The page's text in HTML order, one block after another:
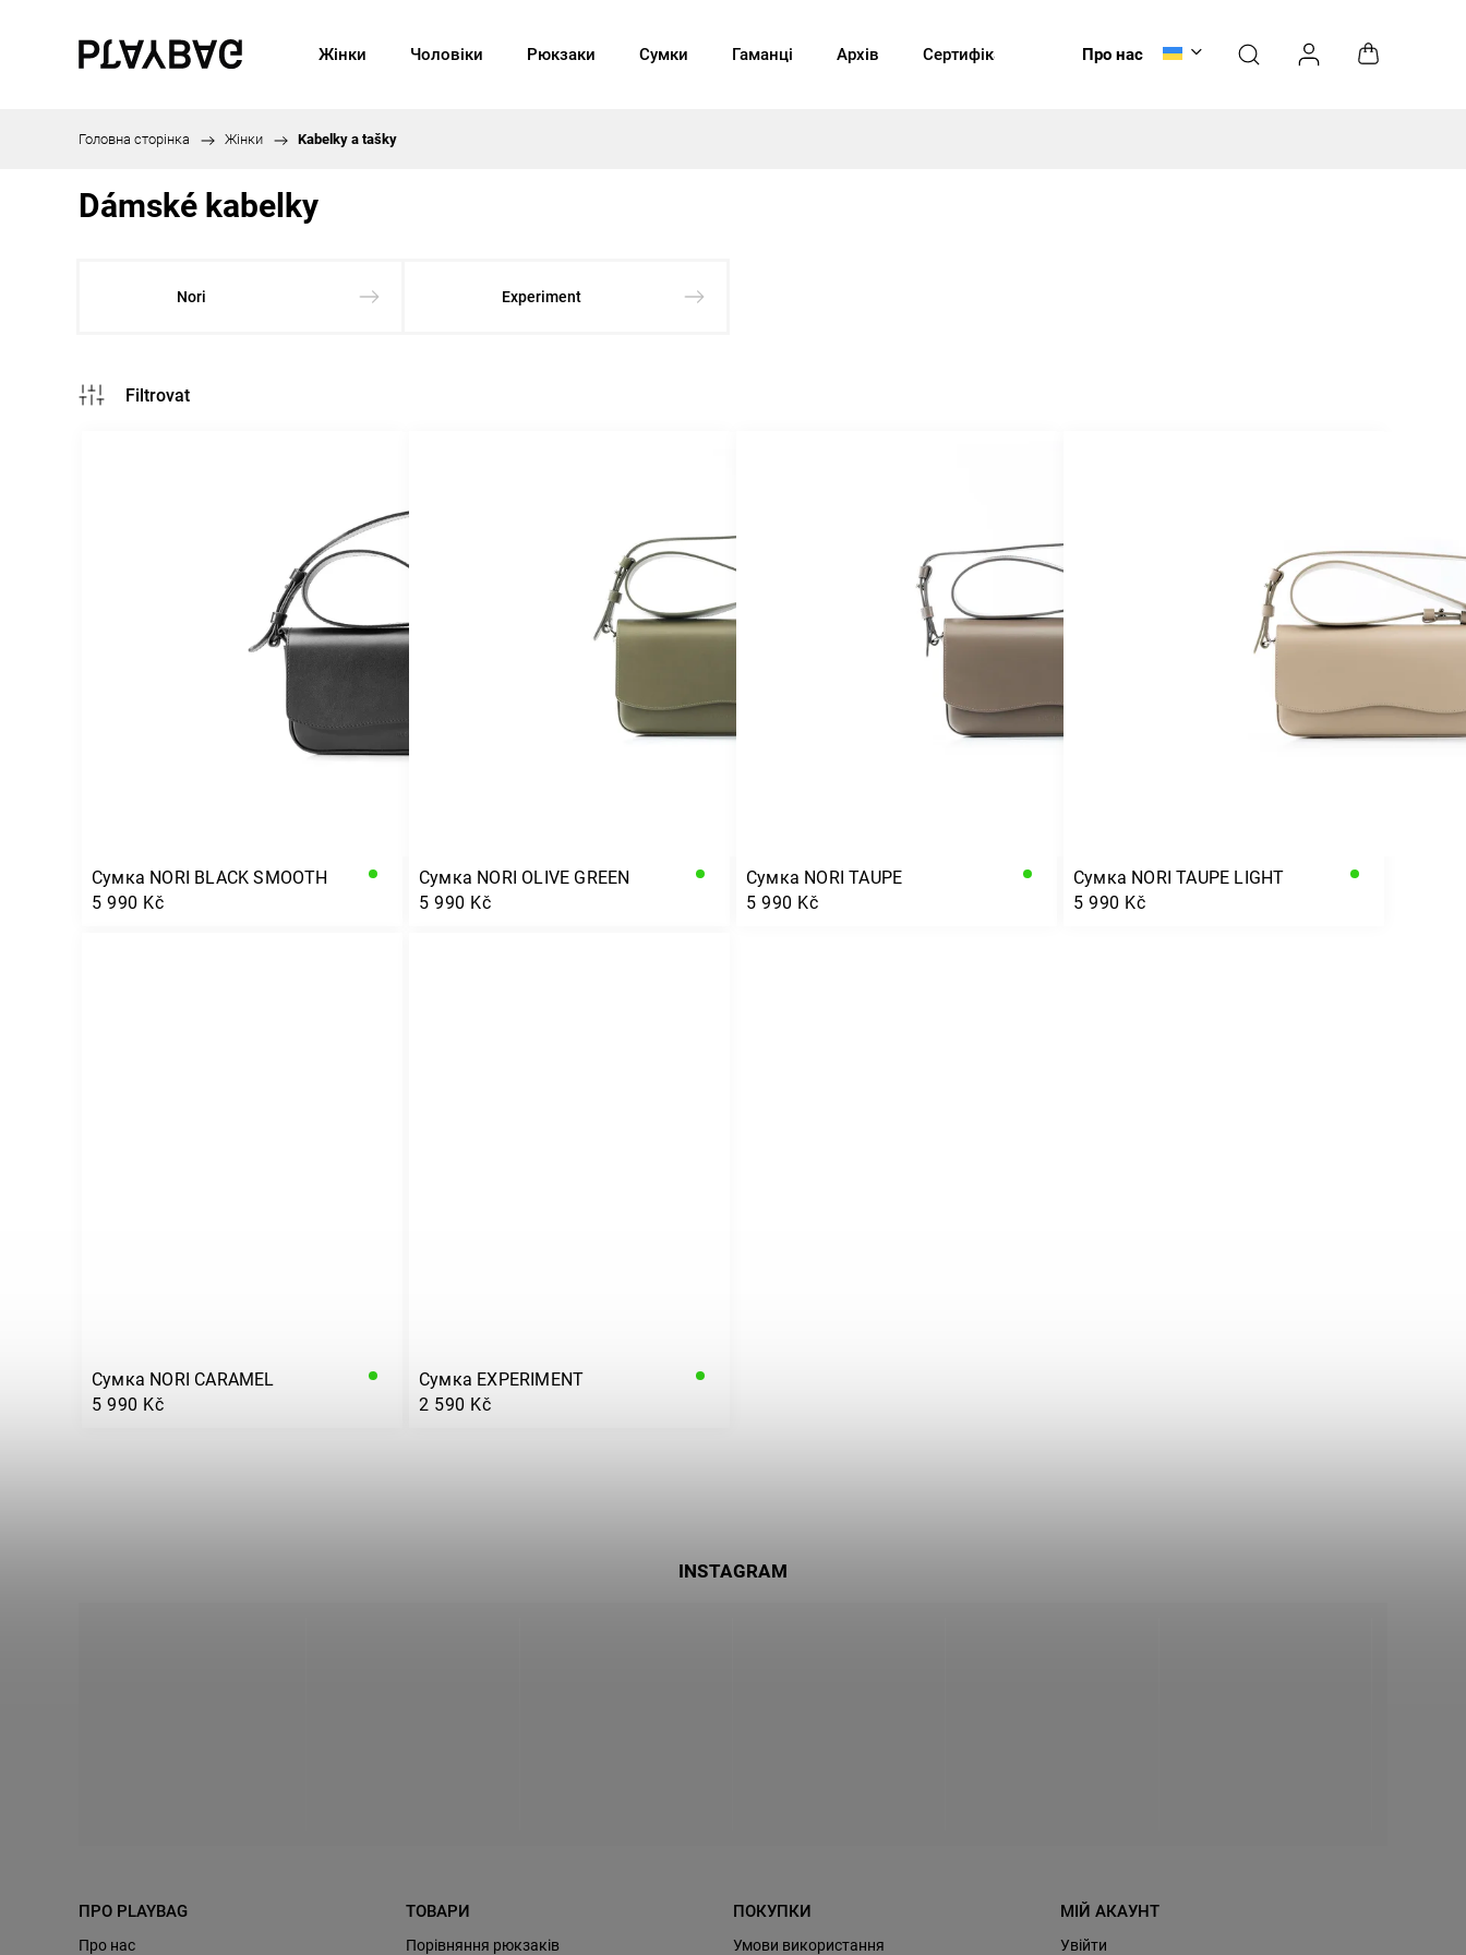
Про нас
Жінки Чоловіки Рюкзаки Сумки Гаманці Архів Сертифікати Догляд НОВИНКИ
Головна сторінка / Жінки / Kabelky a tašky
Dámské kabelky
Nori Experiment
Сумка NORI BLACK SMOOTH
5 990 Kč
Сумка NORI OLIVE GREEN
5 990 Kč
Сумка NORI TAUPE
5 990 Kč
Сумка NORI TAUPE LIGHT
5 990 Kč
Сумка NORI CARAMEL
5 990 Kč
Сумка EXPERIMENT
2 590 Kč
INSTAGRAM
ПРО PLAYBAG
Про нас
ТОВАРИ
Порівняння рюкзаків
ПОКУПКИ
Умови використання
МІЙ АКАУНТ
Увійти